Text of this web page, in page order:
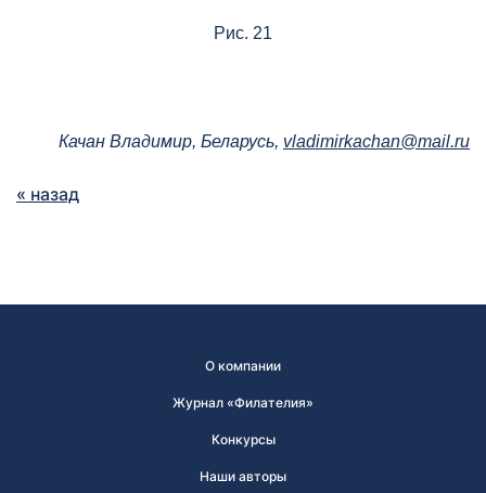
Рис. 21
Качан Владимир, Беларусь, vladimirkachan@mail.ru
« назад
О компании
Журнал «Филателия»
Конкурсы
Наши авторы